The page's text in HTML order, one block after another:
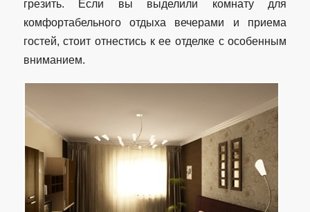
грезить. Если вы выделили комнату для
комфортабельного отдыха вечерами и приема
гостей, стоит отнестись к ее отделке с особенным
вниманием.